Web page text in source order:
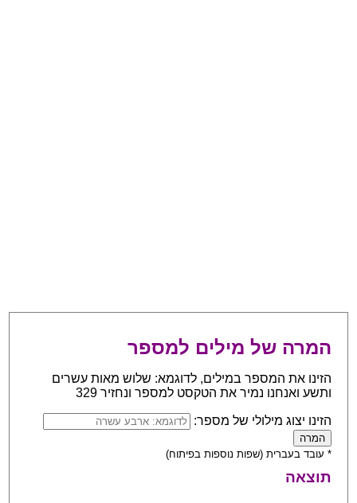
המרה של מילים למספר
הזינו את המספר במילים, לדוגמא: שלוש מאות עשרים
ותשע ואנחנו נמיר את הטקסט למספר ונחזיר 329
הזינו יצוג מילולי של מספר:
* עובד בעברית (שפות נוספות בפיתוח)
תוצאה